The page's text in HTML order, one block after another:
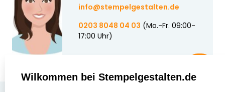
info@stempelgestalten.de
0203 8048 04 03 (Mo.-Fr. 09:00-
17:00 Uhr)
Wilkommen bei Stempelgestalten.de